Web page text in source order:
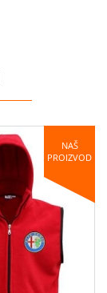
NAŠ
PROIZVOD